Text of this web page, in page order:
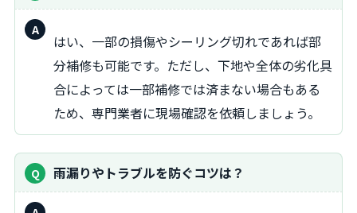
答：
はい、一部の損傷やシーリング切れであれば部
分補修も可能です。ただし、下地や全体の劣化具
合によっては一部補修では済まない場合もある
ため、専門業者に現場確認を依頼しましょう。
雨漏りやトラブルを防ぐコツは？